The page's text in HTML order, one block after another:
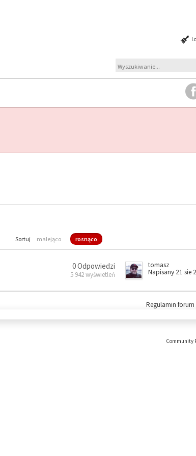
Sortuj malejąco rosnąco
0 Odpowiedzi
5 942 wyświetleń
tomasz
Napisany 21 sie
Regulamin forum
Community